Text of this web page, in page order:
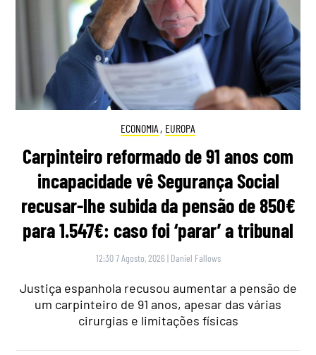
ECONOMIA , EUROPA
Carpinteiro reformado de 91 anos com
incapacidade vê Segurança Social
recusar-lhe subida da pensão de 850€
para 1.547€: caso foi ‘parar’ a tribunal
12:30 7 Agosto, 2026 | Daniel Fallows
Justiça espanhola recusou aumentar a pensão de
um carpinteiro de 91 anos, apesar das várias
cirurgias e limitações físicas